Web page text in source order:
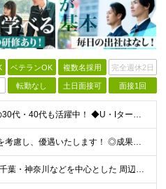
ベテランOK 複数名採用 完全週休2日
転勤なし 土日面接可 面接1回
◆未経験歓迎！経歴・転職回数は一切不問！ ◆異業界出身の30代・40代も活躍中！ ◆U・Iターン希望の方も歓迎（引越費用規定あり） 【応募要件】 ■高卒以上 ■普通自動車運転免許（AT限定可） ■基
月給40万円～60万円＋各種手当＋業績賞与 ◎経験や能力等を考慮し、優遇いたします！ ◎成果により業績賞与を年2回支給します！ 上記月給には、固定残業代として 「60,800円～95,000円（28
【原則、"直行・直帰"で毎日の出社はなし！】 東京・埼玉・千葉・神奈川などを中心とした 周辺エリアの現場に「直行・直帰」となります！ ■関東第一第二支部 埼玉県八潮市大字二丁目1142-2 ◎最寄り